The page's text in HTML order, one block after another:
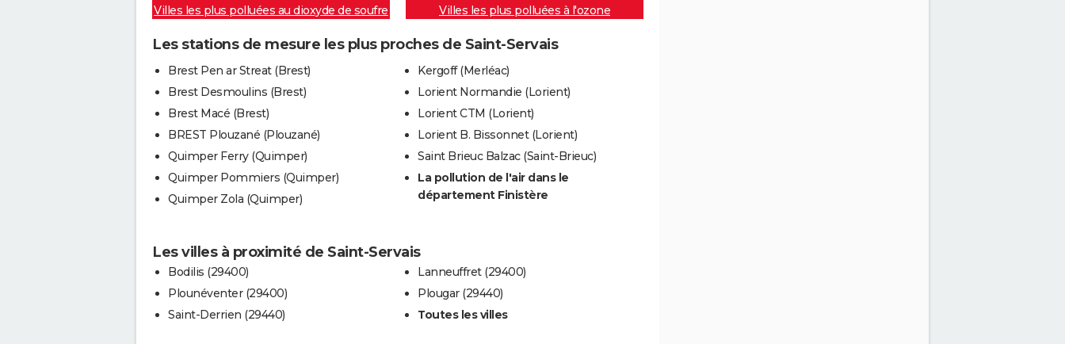
Villes les plus polluées au dioxyde de soufre Villes les plus polluées à l'ozone
Les stations de mesure les plus proches de Saint-Servais
Brest Pen ar Streat (Brest)
Brest Desmoulins (Brest)
Brest Macé (Brest)
BREST Plouzané (Plouzané)
Quimper Ferry (Quimper)
Quimper Pommiers (Quimper)
Quimper Zola (Quimper)
Kergoff (Merléac)
Lorient Normandie (Lorient)
Lorient CTM (Lorient)
Lorient B. Bissonnet (Lorient)
Saint Brieuc Balzac (Saint-Brieuc)
La pollution de l'air dans le
département Finistère
Les villes à proximité de Saint-Servais
Bodilis (29400)
Plounéventer (29400)
Saint-Derrien (29440)
Lanneuffret (29400)
Plougar (29440)
Toutes les villes